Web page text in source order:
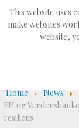
This website uses
make websites
website,
Home
News
FN og
resiliens